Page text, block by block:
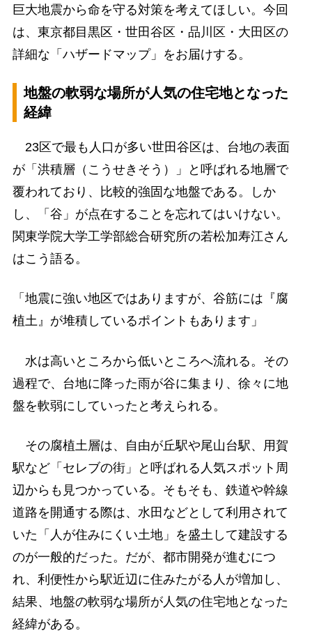
巨大地震から命を守る対策を考えてほしい。今回
は、東京都目黒区・世田谷区・品川区・大田区の
詳細な「ハザードマップ」をお届けする。
地盤の軟弱な場所が人気の住宅地となった
経緯
23区で最も人口が多い世田谷区は、台地の表面
が「洪積層（こうせきそう）」と呼ばれる地層で
覆われており、比較的強固な地盤である。しか
し、「谷」が点在することを忘れてはいけない。
関東学院大学工学部総合研究所の若松加寿江さん
はこう語る。
「地震に強い地区ではありますが、谷筋には『腐
植土』が堆積しているポイントもあります」
水は高いところから低いところへ流れる。その
過程で、台地に降った雨が谷に集まり、徐々に地
盤を軟弱にしていったと考えられる。
その腐植土層は、自由が丘駅や尾山台駅、用賀
駅など「セレブの街」と呼ばれる人気スポット周
辺からも見つかっている。そもそも、鉄道や幹線
道路を開通する際は、水田などとして利用されて
いた「人が住みにくい土地」を盛土して建設する
のが一般的だった。だが、都市開発が進むにつ
れ、利便性から駅近辺に住みたがる人が増加し、
結果、地盤の軟弱な場所が人気の住宅地となった
経緯がある。